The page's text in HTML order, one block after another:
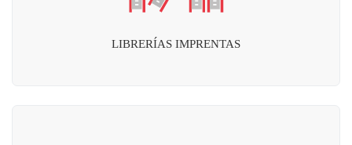
LIBRERÍAS IMPRENTAS